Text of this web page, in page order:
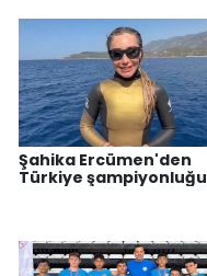
Şahika Ercümen'den
Türkiye şampiyonluğu